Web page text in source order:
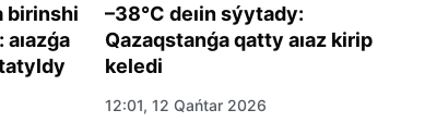
birinshi
–38°C deıin sýytady:
Qazaqstanǵa qatty aıaz kirip
keledi
12:01, 12 Qańtar 2026